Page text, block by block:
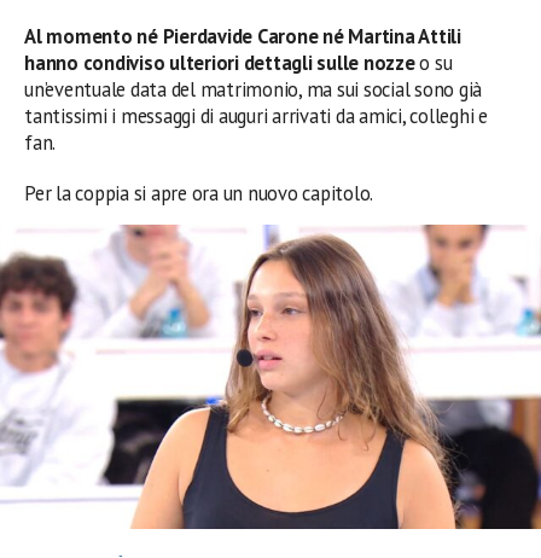
Al momento né Pierdavide Carone né Martina Attili
hanno condiviso ulteriori dettagli sulle nozzeo su
un’eventuale data del matrimonio, ma sui social sono già
tantissimi i messaggi di auguri arrivati da amici, colleghi e
fan.
Per la coppia si apre ora un nuovo capitolo.